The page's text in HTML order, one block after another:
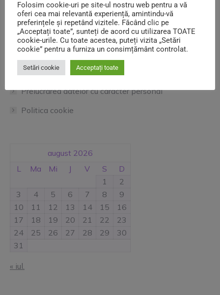
comercial@salubrizare5.ro dispecerat@salubrizare5.ro
Informații utile
Contracte Utilizatori
Avize salubrizare
Prelucrarea datelor cu caracter personal
Politica cookie
august 2026
L
Ma Mi J V S
D
1
2
3
4 5 6 7 8
9
10
11 12 13 14 15
16
17
18 19 20 21 22
23
24
25 26 27 28 29
30
31
« iul.
Folosim cookie-uri pe site-ul nostru web pentru a vă
oferi cea mai relevantă experiență, amintindu-vă
preferințele și repetând vizitele. Făcând clic pe
„Acceptați toate”, sunteți de acord cu utilizarea TOATE
cookie-urile. Cu toate acestea, puteți vizita „Setări
cookie” pentru a furniza un consimțământ controlat.
Setări cookie Acceptați toate